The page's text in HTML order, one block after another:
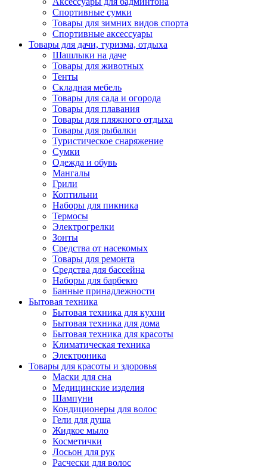
Спортивные сумки
Товары для зимних видов спорта
Спортивные аксессуары
Товары для дачи, туризма, отдыха
Шашлыки на даче
Товары для животных
Тенты
Складная мебель
Товары для сада и огорода
Товары для плавания
Товары для пляжного отдыха
Товары для рыбалки
Туристическое снаряжение
Сумки
Одежда и обувь
Мангалы
Грили
Коптильни
Наборы для пикника
Термосы
Электрогрелки
Зонты
Средства от насекомых
Товары для ремонта
Средства для бассейна
Наборы для барбекю
Банные принадлежности
Бытовая техника
Бытовая техника для кухни
Бытовая техника для дома
Бытовая техника для красоты
Климатическая техника
Электроника
Товары для красоты и здоровья
Маски для сна
Медицинские изделия
Шампуни
Кондиционеры для волос
Гели для душа
Жидкое мыло
Косметички
Лосьон для рук
Расчески для волос